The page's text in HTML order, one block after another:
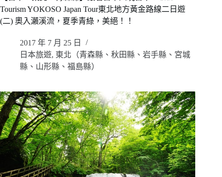
Tourism YOKOSO Japan Tour東北地方黃金路線二日遊
(二) 奧入瀨溪流，夏季青綠，美絕！！
2017 年 7 月 25 日
日本旅遊, 東北（青森縣、秋田縣、岩手縣、宮城
縣、山形縣、福島縣）